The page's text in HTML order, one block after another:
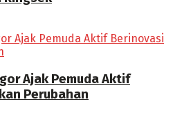
Ajak Pemuda Aktif
Perubahan